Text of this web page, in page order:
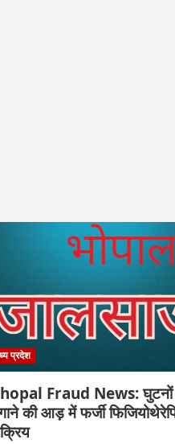
प्रदेश
Fraud News: घुटनों
की आड़ में फर्जी